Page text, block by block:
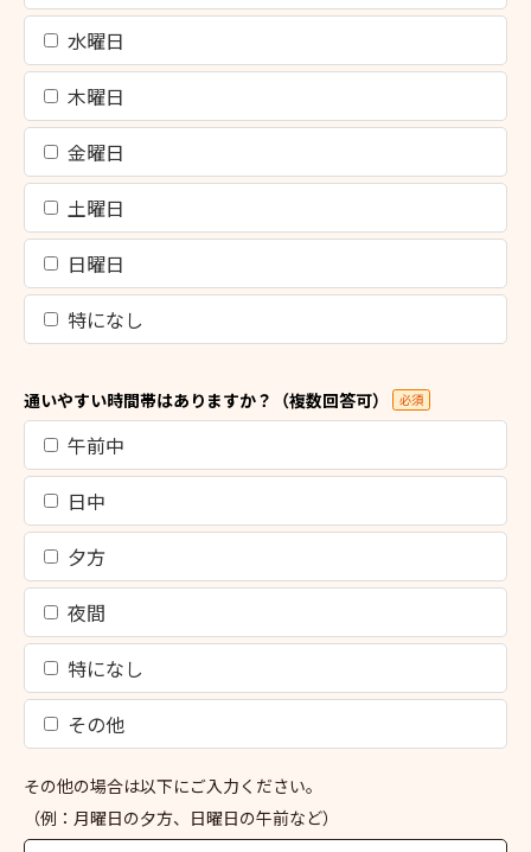
水曜日
木曜日
金曜日
土曜日
日曜日
特になし
通いやすい時間帯はありますか？（複数回答可） 必須
午前中
日中
夕方
夜間
特になし
その他
その他の場合は以下にご入力ください。
（例：月曜日の夕方、日曜日の午前など）